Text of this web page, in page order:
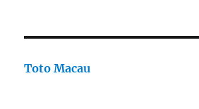
Toto Macau